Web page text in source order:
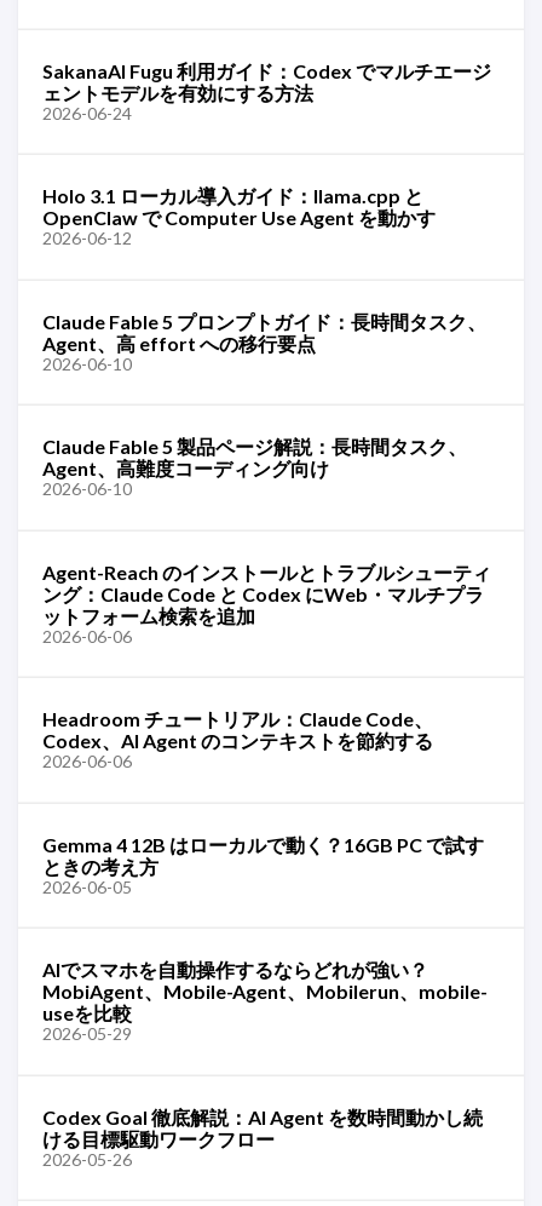
SakanaAI Fugu 利用ガイド：Codex でマルチエージ
ェントモデルを有効にする方法
2026-06-24
Holo 3.1 ローカル導入ガイド：llama.cpp と
OpenClaw で Computer Use Agent を動かす
2026-06-12
Claude Fable 5 プロンプトガイド：長時間タスク、
Agent、高 effort への移行要点
2026-06-10
Claude Fable 5 製品ページ解説：長時間タスク、
Agent、高難度コーディング向け
2026-06-10
Agent-Reach のインストールとトラブルシューティ
ング：Claude Code と Codex にWeb・マルチプラ
ットフォーム検索を追加
2026-06-06
Headroom チュートリアル：Claude Code、
Codex、AI Agent のコンテキストを節約する
2026-06-06
Gemma 4 12B はローカルで動く？16GB PC で試す
ときの考え方
2026-06-05
AIでスマホを自動操作するならどれが強い？
MobiAgent、Mobile-Agent、Mobilerun、mobile-
useを比較
2026-05-29
Codex Goal 徹底解説：AI Agent を数時間動かし続
ける目標駆動ワークフロー
2026-05-26